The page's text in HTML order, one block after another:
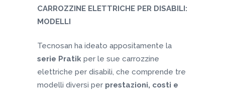
CARROZZINE ELETTRICHE PER DISABILI:
MODELLI
Tecnosan ha ideato appositamente la
serie Pratik per le sue carrozzine
elettriche per disabili, che comprende tre
modelli diversi per prestazioni, costi e